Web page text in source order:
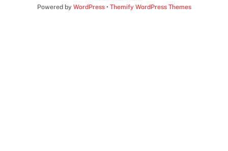
Powered by WordPress• Themify WordPress Themes